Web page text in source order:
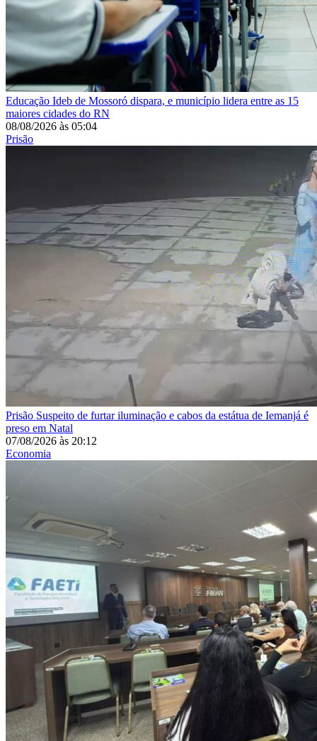
Educação Ideb de Mossoró dispara, e município lidera entre as 15
maiores cidades do RN
08/08/2026 às 05:04
Prisão
Prisão Suspeito de furtar iluminação e cabos da estátua de Iemanjá é
preso em Natal
07/08/2026 às 20:12
Economia